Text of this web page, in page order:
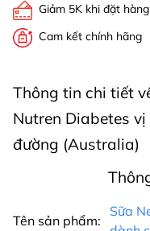
Giảm 5K khi đặt
Cam kết chính hãng
Thông tin chi tiết
Nutren Diabetes
đường (Australia)
Tên sản phẩm:
Sữa